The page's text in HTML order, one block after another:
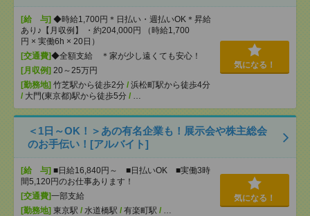
[給 与] ◆時給1,700円＊日払い・週払いOK＊昇給
あり♪【月収例】 ・約204,000円 （時給1,700
円 × 実働6h × 20日）
[交通費]◆全額支給 ＊家が少し遠くても安心！
[月収例] 20～25万円
[勤務地] 竹芝駅から徒歩2分 / 浜松町駅から徒歩4分
/ 大門(東京都)駅から徒歩5分 / …
気になる！
＜1日～OK！＞あの有名企業も！展示会や株主総会
のお手伝い！[アルバイト]
[給 与] ■日給16,840円～ ■日払いOK ■実働3時
間5,120円のお仕事あります！
[交通費]一部支給
[勤務地] 東京駅 / 水道橋駅 / 有楽町駅 / …
気になる！